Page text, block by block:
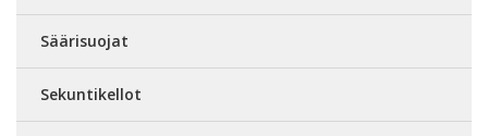
Säärisuojat
Sekuntikellot